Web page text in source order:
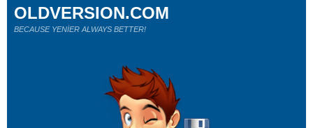
OLDVERSION.COM
BECAUSE YENİER ALWAYS BETTER!